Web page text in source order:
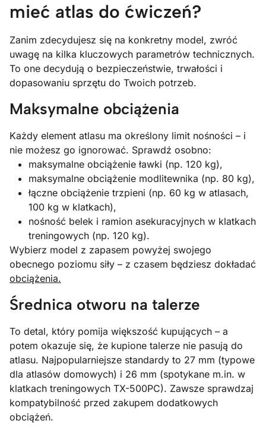
mieć atlas do ćwiczeń?
Zanim zdecydujesz się na konkretny model, zwróć
uwagę na kilka kluczowych parametrów technicznych.
To one decydują o bezpieczeństwie, trwałości i
dopasowaniu sprzętu do Twoich potrzeb.
Maksymalne obciążenia
Każdy element atlasu ma określony limit nośności – i
nie możesz go ignorować. Sprawdź osobno:
maksymalne obciążenie ławki (np. 120 kg),
maksymalne obciążenie modlitewnika (np. 80 kg),
łączne obciążenie trzpieni (np. 60 kg w atlasach,
100 kg w klatkach),
nośność belek i ramion asekuracyjnych w klatkach
treningowych (np. 120 kg).
Wybierz model z zapasem powyżej swojego
obecnego poziomu siły – z czasem będziesz dokładać
obciążenia.
Średnica otworu na talerze
To detal, który pomija większość kupujących – a
potem okazuje się, że kupione talerze nie pasują do
atlasu. Najpopularniejsze standardy to 27 mm (typowe
dla atlasów domowych) i 26 mm (spotykane m.in. w
klatkach treningowych TX-500PC). Zawsze sprawdzaj
kompatybilność przed zakupem dodatkowych
obciążeń.